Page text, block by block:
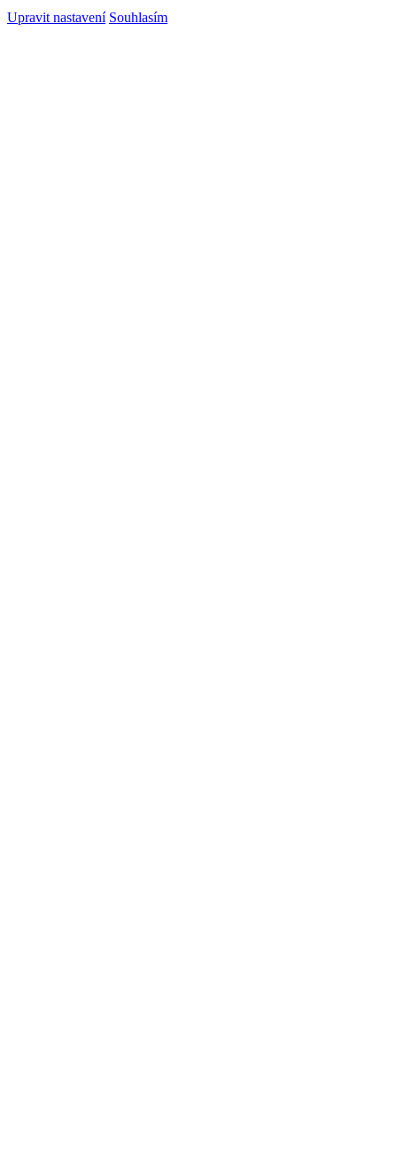
Upravit nastavení Souhlasím